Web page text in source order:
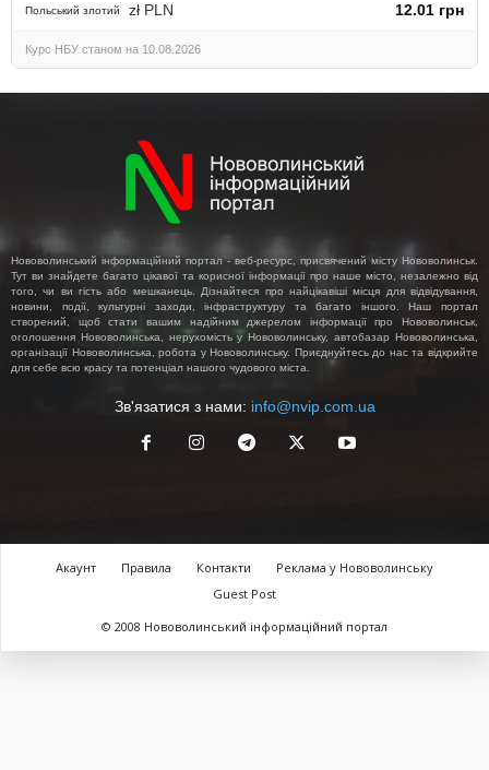
Польський злотий zł PLN 12.01 грн
Курс НБУ станом на 10.08.2026
Нововолинський інформаційний портал - веб-ресурс, присвячений місту Нововолинськ.
Тут ви знайдете багато цікавої та корисної інформації про наше місто, незалежно від
того, чи ви гість або мешканець. Дізнайтеся про найцікавіші місця для відвідування,
новини, події, культурні заходи, інфраструктуру та багато іншого. Наш портал
створений, щоб стати вашим надійним джерелом інформації про Нововолинськ,
оголошення Нововолинська, нерухомість у Нововолинську, автобазар Нововолинська,
організації Нововолинська, робота у Нововолинську. Приєднуйтесь до нас та відкрийте
для себе всю красу та потенціал нашого чудового міста.
Зв'язатися з нами: info@nvip.com.ua
Акаунт Правила Контакти
Реклама у Нововолинську
Guest Post
© 2008 Нововолинський інформаційний портал